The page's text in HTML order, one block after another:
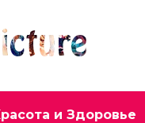
и Здоровье